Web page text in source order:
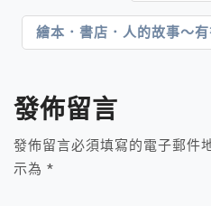
章
導
覽
繪本．書店．人的故事～
發佈留言
發佈留言必須填寫的電子郵件
示為 *